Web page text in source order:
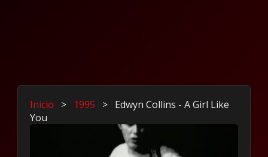
Inicio > 1995 > Edwyn Collins - A Girl Like
You